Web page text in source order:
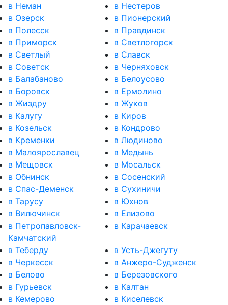
в Неман
в Нестеров
в Озерск
в Пионерский
в Полесск
в Правдинск
в Приморск
в Светлогорск
в Светлый
в Славск
в Советск
в Черняховск
в Балабаново
в Белоусово
в Боровск
в Ермолино
в Жиздру
в Жуков
в Калугу
в Киров
в Козельск
в Кондрово
в Кременки
в Людиново
в Малоярославец
в Медынь
в Мещовск
в Мосальск
в Обнинск
в Сосенский
в Спас-Деменск
в Сухиничи
в Тарусу
в Юхнов
в Вилючинск
в Елизово
в Петропавловск-
Камчатский
в Карачаевск
в Теберду
в Усть-Джегуту
в Черкесск
в Анжеро-Судженск
в Белово
в Березовского
в Гурьевск
в Калтан
в Кемерово
в Киселевск